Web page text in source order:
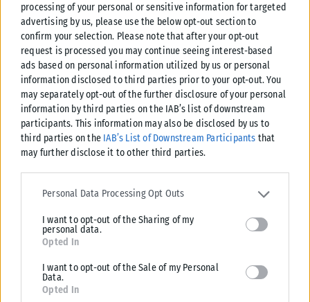
processing of your personal or sensitive information for targeted
advertising by us, please use the below opt-out section to
confirm your selection. Please note that after your opt-out
request is processed you may continue seeing interest-based
ads based on personal information utilized by us or personal
information disclosed to third parties prior to your opt-out. You
may separately opt-out of the further disclosure of your personal
information by third parties on the IAB’s list of downstream
participants. This information may also be disclosed by us to
third parties on the IAB’s List of Downstream Participants that
may further disclose it to other third parties.
Please note that this website/app uses one or more Google
services and may gather and store information including but not
deny consent to Google and its third-party tags to use your data
for below specified purposes in below Google consent section.
Personal Data Processing Opt Outs
I want to opt-out of the Sharing of my
personal data.
Opted In
I want to opt-out of the Sale of my Personal
Data.
Opted In
ΕΛΛΆΔΑ
Υπουργείο Κλιματικής Κρίσης: Ενέργειες για την κρατική
αρωγή προς τους πυρόπληκτους
Σε εξέλιξη βρίσκονται οι διαδικασίες κρατικής αρωγής για τις περιοχές
ΑΝΑΡΤΉΘΗΚΕ ΑΠΌKARFITSANEWS